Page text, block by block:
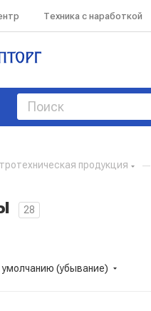
Техника с наработкой
продукция —
28
умолчанию (убывание)